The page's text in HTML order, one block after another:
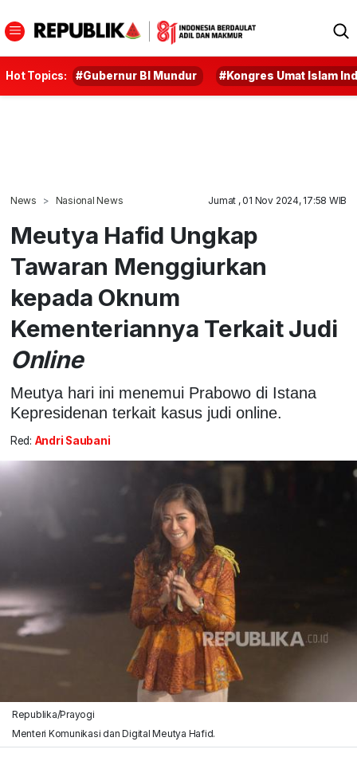
Hot Topics: #Gubernur BI Mundur #Kongres Umat Islam
News Nasional News Jumat , 01 Nov 2024, 17:58 WIB
Meutya Hafid Ungkap
Tawaran Menggiurkan
kepada Oknum
Kementeriannya Terkait Judi
Online
Meutya hari ini menemui Prabowo di Istana
Kepresidenan terkait kasus judi online.
Red: Andri Saubani
Republika/Prayogi
Menteri Komunikasi dan Digital Meutya Hafid.